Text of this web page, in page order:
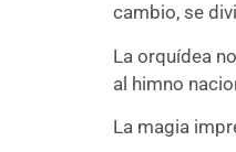
cambio, se
La orquídea
al himno
La magia